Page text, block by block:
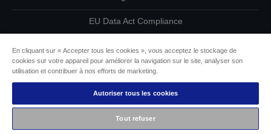
EU Data Act Compliance
Informations sur les cookies
L’engagement d’Epson pour l’accessibilité
Copyright © 2026 Seiko Epson
En cliquant sur « Accepter tous les cookies », vous acceptez le stockage de
cookies sur votre appareil pour améliorer la navigation sur le site, analyser son
utilisation et contribuer à nos efforts de marketing.
Autoriser tous les cookies
Tout refuser